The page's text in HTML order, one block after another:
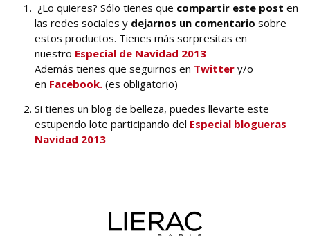
¿Lo quieres? Sólo tienes que compartir este post en
las redes sociales y dejarnos un comentario sobre
estos productos. Tienes más sorpresitas en
nuestro Especial de Navidad 2013
Además tienes que seguirnos en Twitter y/o
en Facebook. (es obligatorio)
Si tienes un blog de belleza, puedes llevarte este
estupendo lote participando del Especial blogueras
Navidad 2013